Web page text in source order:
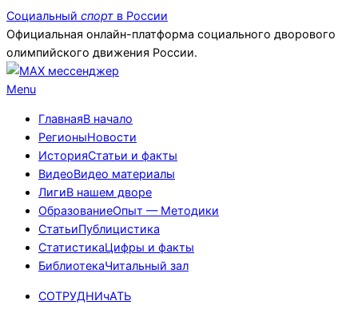
Skip
to
content
Социальный спорт в России
Официальная онлайн-платформа социального дворового
олимпийского движения России.
Primary
Menu
Menu
ГлавнаяВ начало
РегионыНовости
ИсторияСтатьи и факты
ВидеоВидео материалы
ЛигиВ нашем дворе
ОбразованиеОпыт — Методики
СтатьиПублицистика
СтатистикаЦифры и факты
БиблиотекаЧитальный зал
СОТРУДНИчАТЬ